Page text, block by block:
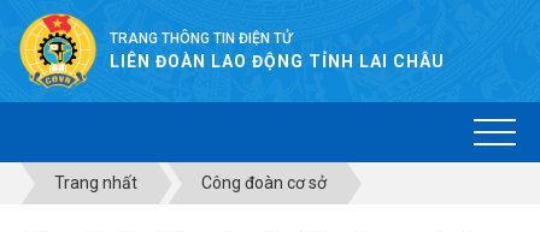
TRANG THÔNG TIN ĐIỆN TỬ
LIÊN ĐOÀN LAO ĐỘNG TỈNH LAI CHÂU
Trang nhất Công đoàn cơ sở